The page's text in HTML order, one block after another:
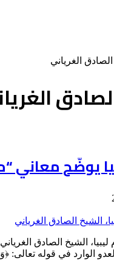
الغرياني
يوضّح معاني
الشيخ الصادق
الوارد في قوله تعالى: